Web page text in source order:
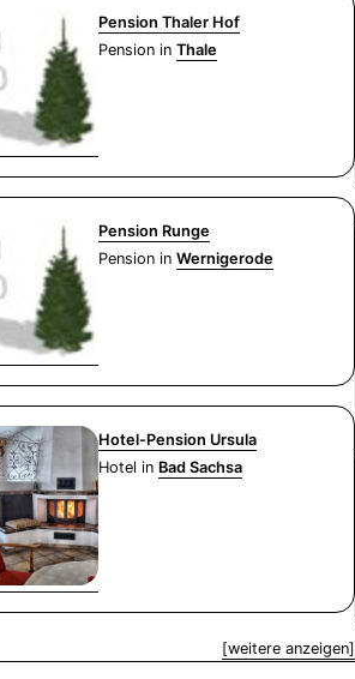
Pension Thaler Hof
Pension in Thale
Pension Runge
Pension in Wernigerode
Hotel-Pension Ursula
Hotel in Bad Sachsa
[weitere anzeigen]